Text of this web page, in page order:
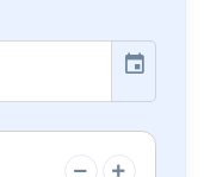
event